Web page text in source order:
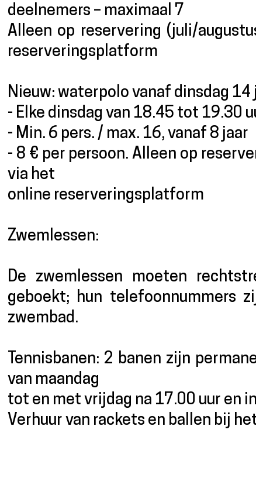
deelnemers – maximaal 7
Alleen op reservering (juli/
reserveringsplatform
Nieuw: waterpolo vanaf dinsdag 14
- Elke dinsdag van 18.45 tot 19.30
- Min. 6 pers. / max. 16, vanaf 8 jaar
- 8 € per persoon. Alleen op
via het
online reserveringsplatform
Zwemlessen:
De zwemlessen moeten
geboekt; hun telefoonnummers
zwembad.
Tennisbanen: 2 banen zijn
van maandag
tot en met vrijdag na 17.00 uur en
Verhuur van rackets en ballen bij